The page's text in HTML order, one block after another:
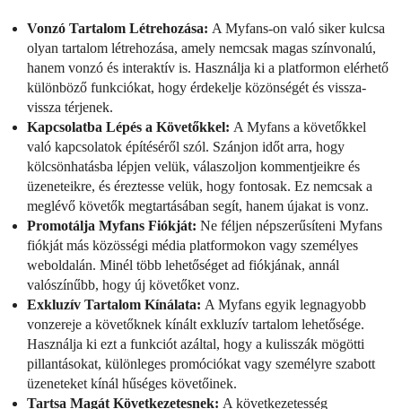
Vonzó Tartalom Létrehozása: A Myfans-on való siker kulcsa
olyan tartalom létrehozása, amely nemcsak magas színvonalú,
hanem vonzó és interaktív is. Használja ki a platformon elérhető
különböző funkciókat, hogy érdekelje közönségét és vissza-
vissza térjenek.
Kapcsolatba Lépés a Követőkkel: A Myfans a követőkkel
való kapcsolatok építéséről szól. Szánjon időt arra, hogy
kölcsönhatásba lépjen velük, válaszoljon kommentjeikre és
üzeneteikre, és éreztesse velük, hogy fontosak. Ez nemcsak a
meglévő követők megtartásában segít, hanem újakat is vonz.
Promotálja Myfans Fiókját: Ne féljen népszerűsíteni Myfans
fiókját más közösségi média platformokon vagy személyes
weboldalán. Minél több lehetőséget ad fiókjának, annál
valószínűbb, hogy új követőket vonz.
Exkluzív Tartalom Kínálata: A Myfans egyik legnagyobb
vonzereje a követőknek kínált exkluzív tartalom lehetősége.
Használja ki ezt a funkciót azáltal, hogy a kulisszák mögötti
pillantásokat, különleges promóciókat vagy személyre szabott
üzeneteket kínál hűséges követőinek.
Tartsa Magát Következetesnek: A következetesség